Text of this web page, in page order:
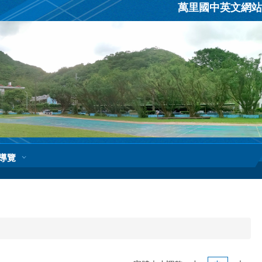
萬里國中英文網站
覽